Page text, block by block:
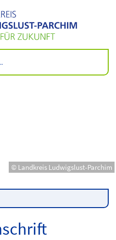
© Landkreis Ludwigslust-Parchim